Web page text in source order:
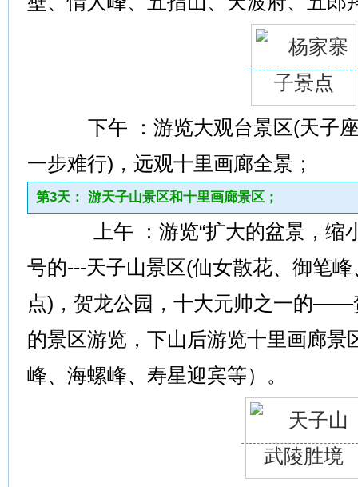
下午 ：游览大观台景区(天子座
一步难行)，远观十里画廊全景；
第3天： 游天子山景区和十里画廊景区；
上午 ：游览“扩大的盆景，缩小
号的---天子山景区(仙女散花、御笔
点)，贺龙公园，十大元帅之一的——
的景区游览，下山后游览十里画廊景
峰、海螺峰、寿星迎宾等）。